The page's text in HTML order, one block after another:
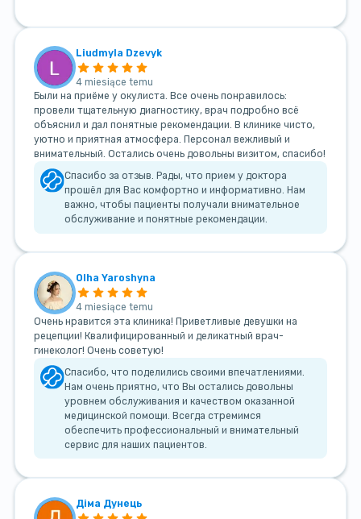
Liudmyla Dzevyk
4 miesiące temu
Были на приёме у окулиста. Все очень понравилось:
провели тщательную диагностику, врач подробно всё
объяснил и дал понятные рекомендации. В клинике чисто,
уютно и приятная атмосфера. Персонал вежливый и
внимательный. Остались очень довольны визитом, спасибо!
Спасибо за отзыв. Рады, что прием у доктора
прошёл для Вас комфортно и информативно. Нам
важно, чтобы пациенты получали внимательное
обслуживание и понятные рекомендации.
Olha Yaroshyna
4 miesiące temu
Очень нравится эта клиника! Приветливые девушки на
рецепции! Квалифицированный и деликатный врач-
гинеколог! Очень советую!
Спасибо, что поделились своими впечатлениями.
Нам очень приятно, что Вы остались довольны
уровнем обслуживания и качеством оказанной
медицинской помощи. Всегда стремимся
обеспечить профессиональный и внимательный
сервис для наших пациентов.
Діма Дунець